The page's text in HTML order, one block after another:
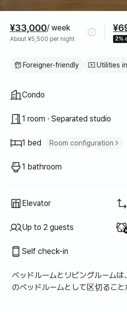
¥33,000/ week
About ¥5,500 per night 2%
Foreigner-friendly Utilities
Property type
Condo
1 room · Separated studio
1 bed Room configuration
1 bathroom
Elevator
Up to 2 guests
Self check-in
ベッドルームとリビングルーム
のベッドルームとして区切ること